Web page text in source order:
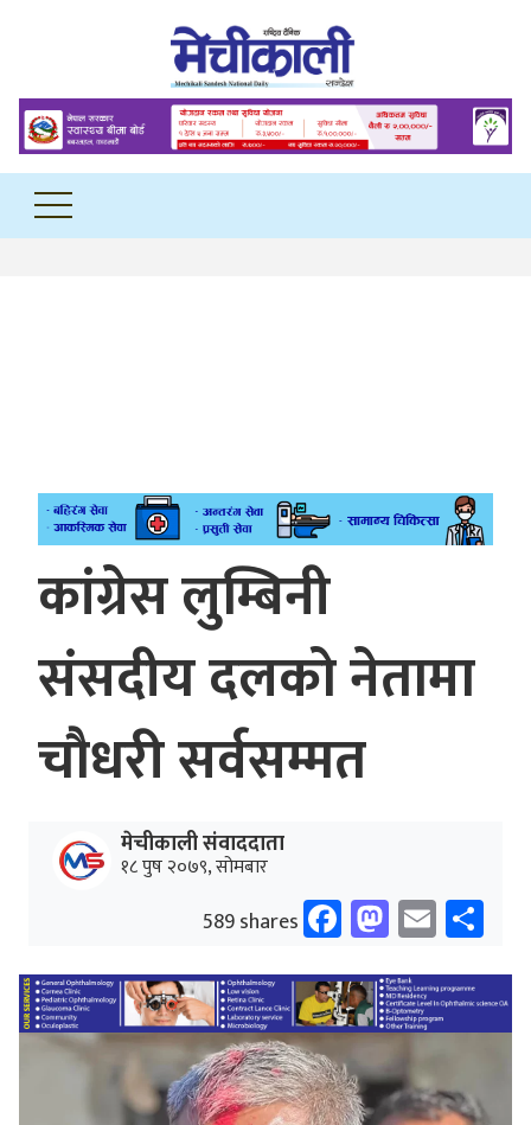
कांग्रेस लुम्बिनी
संसदीय दलको नेतामा
चौधरी सर्वसम्मत
मेचीकाली संवाददाता
१८ पुष २०७९, सोमबार
589 shares Facebook
Email